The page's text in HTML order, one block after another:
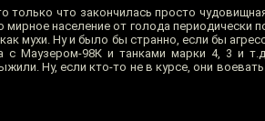
только что закончилась просто
население от голода периодически
мухи. Ну и было бы странно, если бы
Маузером-98К и танками марки 4, 3 и
Ну, если кто-то не в курсе, они